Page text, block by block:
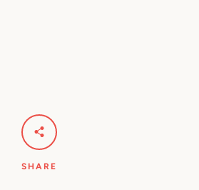
SHARE